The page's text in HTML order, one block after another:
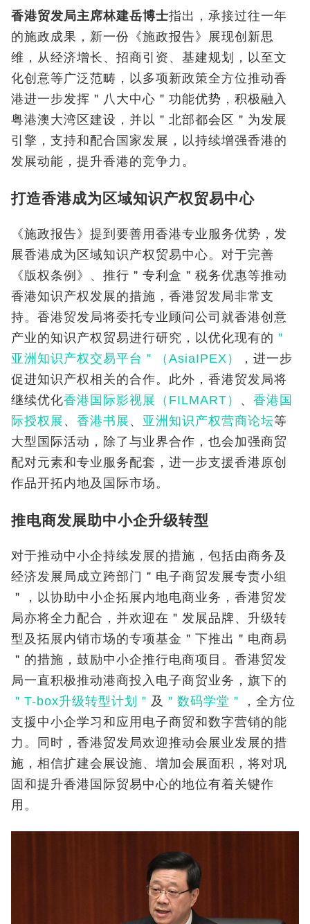
香港贸发局主席林建岳博士指出，承接过往一年
的施政成果，新一份《施政报告》展现创新思
维，从经济增长、招商引资、基建规划，以至文
化创意等广泛范畴，以多项新政策全方位推动香
港进一步发挥＂八大中心＂功能优势，积极融入
粤港澳大湾区建设，并以＂北部都会区＂为发展
引擎，支持和配合国家发展，以持续增强香港的
发展动能，提升香港的竞争力。
打造香港成为区域知识产权贸易中心
《施政报告》提到要善用香港专业服务优势，发
展香港成为区域知识产权贸易中心。对于完善
《版权条例》、推行＂专利盒＂税务优惠等推动
香港知识产权发展的措施，香港贸发局非常支
持。香港贸发局将委托专业顾问公司就香港创意
产业的知识产权贸易进行研究，以优化现有的 ＂
亚洲知识产权交易平台＂（AsiaIPEX）
，进一步
促进知识产权相关的合作。此外，香港贸发局将
继续优化香港国际影视展（FILMART） 、 香港国
际授权展 、 香港书展 、 亚洲知识产权营商论坛等
大型国际活动，除了与业界合作，也会加强商贸
配对元素和专业服务配套，进一步支援香港原创
作品开拓内地及国际市场。
推电商发展助中小企升级转型
对于推动中小企持续发展的措施，包括由商务及
经济发展局成立跨部门＂电子商贸发展专责小组
＂，以协助中小企拓展内地电商业务，香港贸发
局亦将全力配合，并欢迎在＂发展品牌、升级转
型及拓展内销市场的专项基金＂下推出＂电商易
＂的措施，鼓励中小企推行电商项目。香港贸发
局一直积极推动港商投入电子商贸业务，旗下的
＂T-box升级转型计划＂ 及 ＂数码学堂＂
，全方位
支援中小企学习和应用电子商贸和数字营销的能
力。同时，香港贸发局欢迎推动会展业发展的措
施，相信扩建会展设施、增加会展面积，将对巩
固和提升香港国际贸易中心的地位有着关键作
用。